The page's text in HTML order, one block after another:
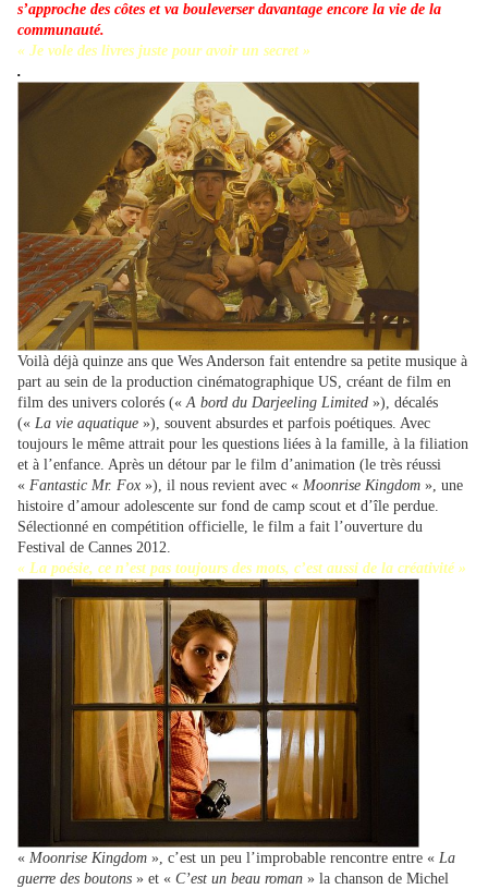
s’approche des côtes et va bouleverser davantage encore la vie de la
communauté.
« Je vole des livres juste pour avoir un secret »
.
Voilà déjà quinze ans que Wes Anderson fait entendre sa petite musique à
part au sein de la production cinématographique US, créant de film en
film des univers colorés («A bord du Darjeeling Limited »), décalés
(« La vie aquatique »), souvent absurdes et parfois poétiques. Avec
toujours le même attrait pour les questions liées à la famille, à la filiation
et à l’enfance. Après un détour par le film d’animation (le très réussi
« Fantastic Mr. Fox »), il nous revient avec « Moonrise Kingdom », une
histoire d’amour adolescente sur fond de camp scout et d’île perdue.
Sélectionné en compétition officielle, le film a fait l’ouverture du
Festival de Cannes 2012.
« La poésie, ce n’est pas toujours des mots, c’est aussi de la créativité »
« Moonrise Kingdom », c’est un peu l’improbable rencontre entre « La
guerre des boutons » et « C’est un beau roman » la chanson de Michel